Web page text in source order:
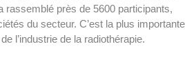
rassemblé près de 5600 participants,
du secteur. C’est la plus importante
l’industrie de la radiothérapie.